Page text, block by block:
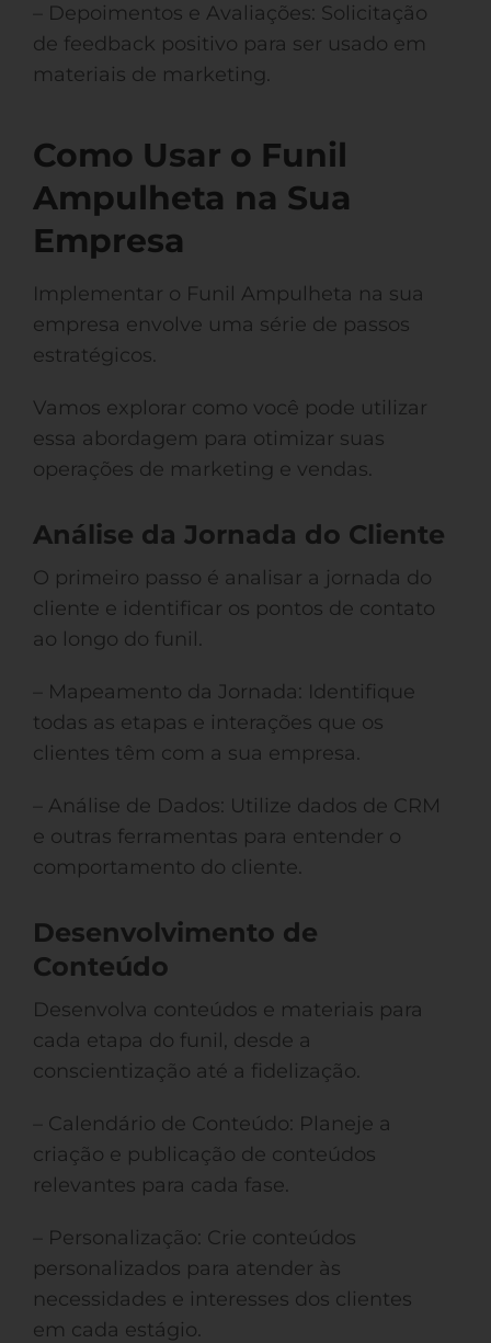
– Depoimentos e Avaliações: Solicitação
de feedback positivo para ser usado em
materiais de marketing.
Como Usar o Funil
Ampulheta na Sua
Empresa
Implementar o Funil Ampulheta na sua
empresa envolve uma série de passos
estratégicos.
Vamos explorar como você pode utilizar
essa abordagem para otimizar suas
operações de marketing e vendas.
Análise da Jornada do Cliente
O primeiro passo é analisar a jornada do
cliente e identificar os pontos de contato
ao longo do funil.
– Mapeamento da Jornada: Identifique
todas as etapas e interações que os
clientes têm com a sua empresa.
– Análise de Dados: Utilize dados de CRM
e outras ferramentas para entender o
comportamento do cliente.
Desenvolvimento de
Conteúdo
Desenvolva conteúdos e materiais para
cada etapa do funil, desde a
conscientização até a fidelização.
– Calendário de Conteúdo: Planeje a
criação e publicação de conteúdos
relevantes para cada fase.
– Personalização: Crie conteúdos
personalizados para atender às
necessidades e interesses dos clientes
em cada estágio.